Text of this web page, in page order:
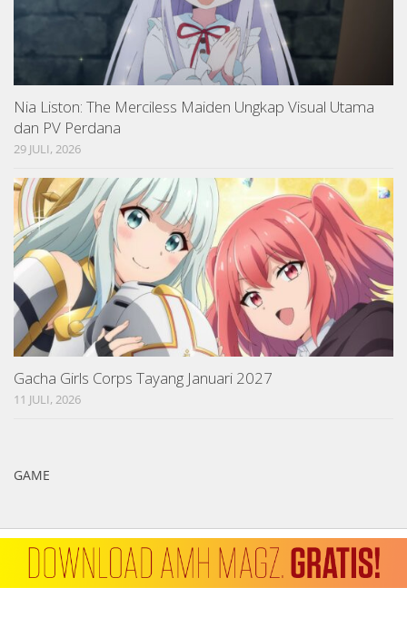
Nia Liston: The Merciless Maiden Ungkap Visual Utama
dan PV Perdana
29 JULI, 2026
Gacha Girls Corps Tayang Januari 2027
11 JULI, 2026
GAME